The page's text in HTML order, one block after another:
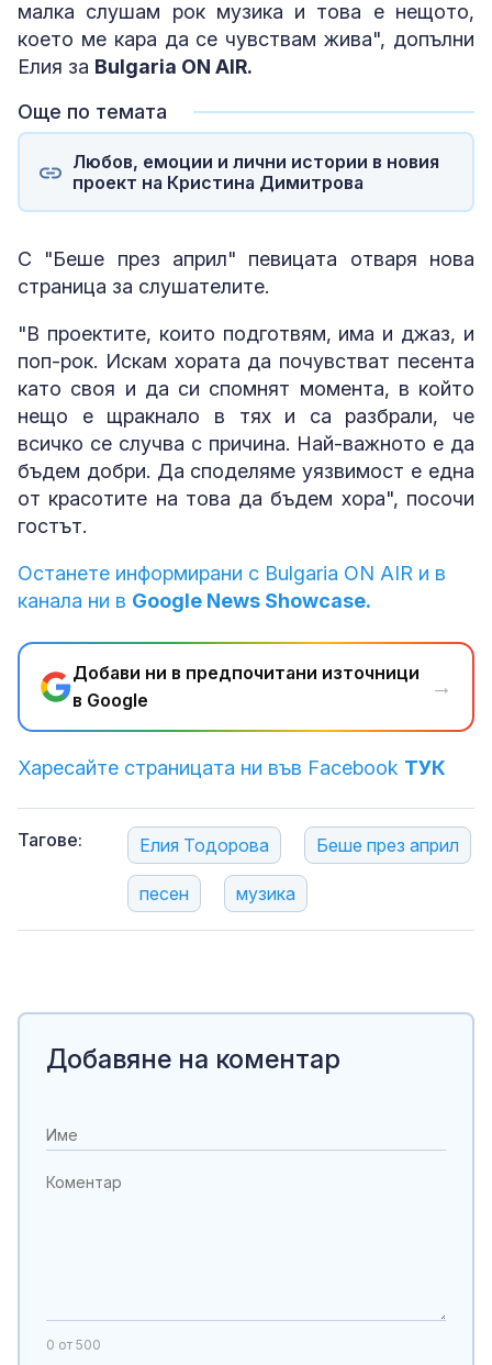
малка слушам рок музика и това е нещото,
което ме кара да се чувствам жива", допълни
Елия за Bulgaria ON AIR.
Още по темата
Любов, емоции и лични истории в новия
проект на Кристина Димитрова
С "Беше през април" певицата отваря нова
страница за слушателите.
"В проектите, които подготвям, има и джаз, и
поп-рок. Искам хората да почувстват песента
като своя и да си спомнят момента, в който
нещо е щракнало в тях и са разбрали, че
всичко се случва с причина. Най-важното е да
бъдем добри. Да споделяме уязвимост е една
от красотите на това да бъдем хора", посочи
гостът.
Останете информирани с Bulgaria ON AIR и в
канала ни в Google News Showcase.
Добави ни в предпочитани източници
в Google
→
Харесайте страницата ни във Facebook ТУК
Тагове: Елия Тодорова Беше през април
песен музика
Добавяне на коментар
0 от 500